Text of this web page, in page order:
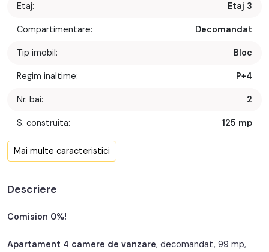
Etaj: Etaj 3
Compartimentare: Decomandat
Tip imobil: Bloc
Regim inaltime: P+4
Nr. bai: 2
S. construita: 125 mp
Confort:
Nr. balcoane:
Nr. parcari:
An constructie:
Mai multe caracteristici
Descriere
Comision 0%!
Apartament 4 camere de vanzare, decomandat, 99 mp,